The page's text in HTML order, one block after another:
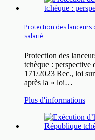
Protection des lanceurs
salarié
Protection des
tchèque : perspective
171/2023 Rec., loi
après la « loi…
Plus d'informations